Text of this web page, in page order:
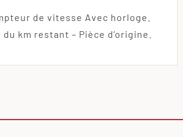
de vitesse Avec horloge.
km restant – Pièce d’origine.